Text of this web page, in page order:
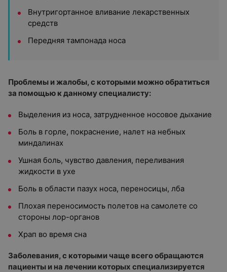
Внутригортанное вливание лекарственных
средств
Передняя тампонада носа
Проблемы и жалобы, с которыми можно обратиться
за помощью к данному специалисту:
Выделения из носа, затрудненное носовое дыхание
Боль в горле, покраснение, налет на небных
миндалинах
Ушная боль, чувство давления, переливания
жидкости в ухе
Боль в области пазух носа, переносицы, лба
Плохая переносимость полетов на самолете со
стороны лор-органов
Храп во время сна
Заболевания, с которыми чаще всего обращаются
пациенты и на лечении которых специализируется